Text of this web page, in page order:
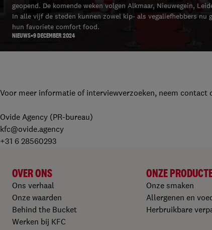
geopend. De komende weken volgen Alkmaar, Nieuwegein,
In alle vijf de steden kunnen zowel kip- als vegaliefhebbers nu
hun favoriete comfort food.
NIEUWS 9 DECEMBER 2024
Voor meer informatie of interviewverzoeken, neem contact
Ovide Agency (PR-bureau)
kfc@ovide.agency
+31 6 28560293
OVER ONS
Ons verhaal
Onze waarden
Behind the Bucket
Werken bij KFC​
ONZE
Onze smaken
Allergenen en
Herbruikbare